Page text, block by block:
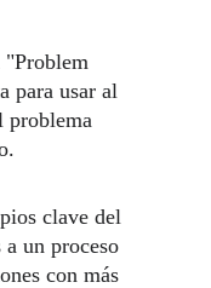
"Problem
para usar al
problema
clave del
un proceso
con más